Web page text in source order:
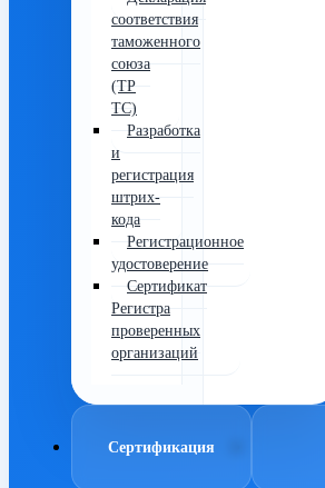
соответствия
таможенного
союза
(ТР
ТС)
Разработка
и
регистрация
штрих-
кода
Регистрационное
удостоверение
Сертификат
Регистра
проверенных
организаций
Сертификация